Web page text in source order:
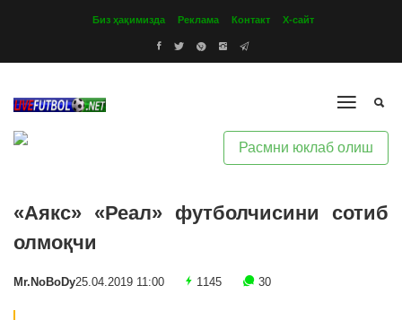
Биз ҳақимизда Реклама Контакт Х-сайт
Расмни юклаб олиш
«Аякс» «Реал» футболчисини сотиб
олмоқчи
Mr.NoBoDy25.04.2019 11:00 1145 30